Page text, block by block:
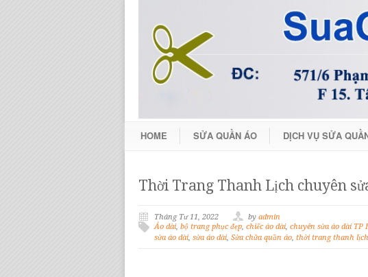
HOME SỬA QUẦN ÁO DỊCH VỤ SỬA
Thời Trang Thanh Lịch chuyên
Tháng Tư 11, 2022 by admin
Áo dài, bộ trang phục đẹp, chiếc áo dài, chuyên sửa áo dài TP
sửa áo dài, sửa áo dài, Sửa chữa quần áo, thời trang thanh lịch